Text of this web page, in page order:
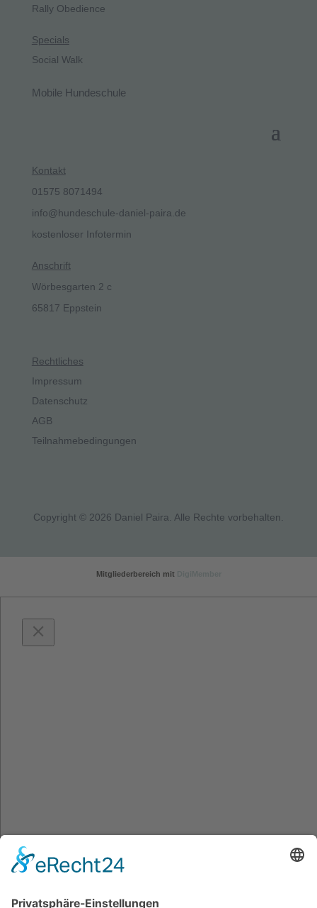
Rally Obedience
Specials
Social Walk
Mobile Hundeschule
Kontakt
01575 8071494
info@hundeschule-daniel-paira.de
kostenloser Infotermin
Anschrift
Wörbesgarten 2 c
65817 Eppstein
Rechtliches
Impressum
Datenschutz
AGB
Teilnahmebedingungen
Copyright © 2026 Daniel Paira. Alle Rechte vorbehalten.
Mitgliederbereich mit